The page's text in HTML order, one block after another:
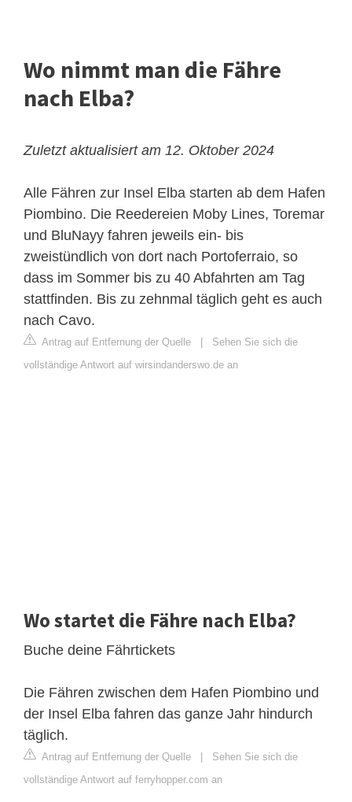
Wo nimmt man die Fähre
nach Elba?
Zuletzt aktualisiert am 12. Oktober 2024
Alle Fähren zur Insel Elba starten ab dem Hafen
Piombino. Die Reedereien Moby Lines, Toremar
und BluNayy fahren jeweils ein- bis
zweistündlich von dort nach Portoferraio, so
dass im Sommer bis zu 40 Abfahrten am Tag
stattfinden. Bis zu zehnmal täglich geht es auch
nach Cavo.
Antrag auf Entfernung der Quelle
Sehen Sie sich die
vollständige Antwort auf wirsindanderswo.de an
Wo startet die Fähre nach Elba?
Buche deine Fährtickets
Die Fähren zwischen dem Hafen Piombino und
der Insel Elba fahren das ganze Jahr hindurch
täglich.
Antrag auf Entfernung der Quelle
Sehen Sie sich die
vollständige Antwort auf ferryhopper.com an